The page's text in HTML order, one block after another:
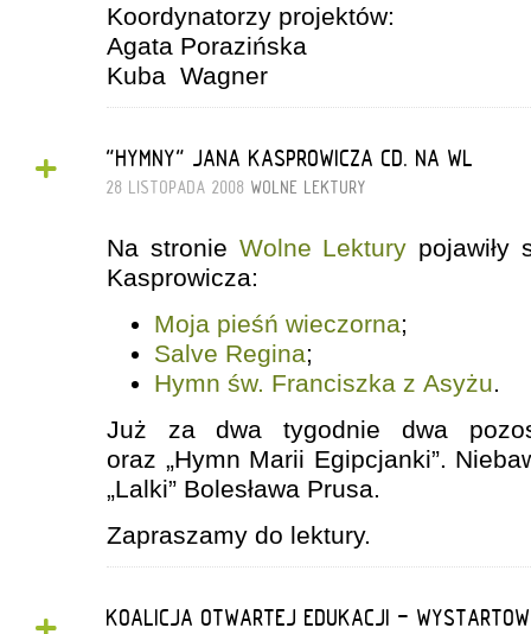
Koordynatorzy projektów:
Agata Porazińska
Kuba Wagner
+ "HYMNY" JANA KASPROWICZA CD. NA WL
28 LISTOPADA 2008 WOLNE LEKTURY
Na stronie Wolne Lektury
Kasprowicza:
Moja pieśń wieczorna;
Salve Regina;
Hymn św. Franciszka z Asyżu.
Już za dwa tygodnie dwa
oraz „Hymn Marii Egipcjanki”.
„Lalki” Bolesława Prusa.
Zapraszamy do lektury.
KOALICJA OTWARTEJ EDUKACJI -